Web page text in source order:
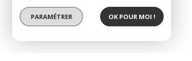
© 2022 Tous droits réservés
PARAMÉTRER OK POUR MOI !